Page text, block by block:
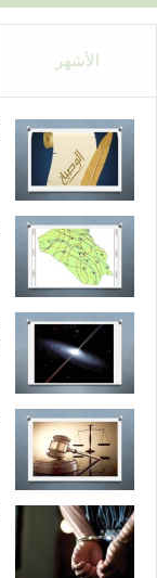
الأشهر